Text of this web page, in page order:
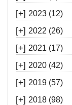
[+] 2023 (12)
[+] 2022 (26)
[+] 2021 (17)
[+] 2020 (42)
[+] 2019 (57)
[+] 2018 (98)